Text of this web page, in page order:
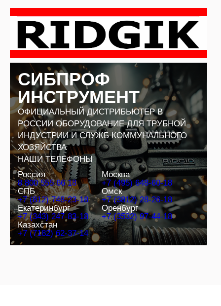
Перейти
содержимому
СИБПРОФ
ИНСТРУМЕНТ
ОФИЦИАЛЬНЫЙ ДИСТРИБЬЮТЕР В
РОССИИ ОБОРУДОВАНИЕ ДЛЯ ТРУБНОЙ
ИНДУСТРИИ И СЛУЖБ КОММУНАЛЬНОГО
ХОЗЯЙСТВА
НАШИ ТЕЛЕФОНЫ
Россия
8 800 555 66 18
Москва
+7 (495) 648-60-18
СПБ
+7 (812) 748-23-18
Омск
+7 (3812) 28-26-18
Екатеринбург
+7 (343) 247-83-18
Оренбург
+7 (3532) 97-44-18
Казахстан
+7 (7182) 62-37-14